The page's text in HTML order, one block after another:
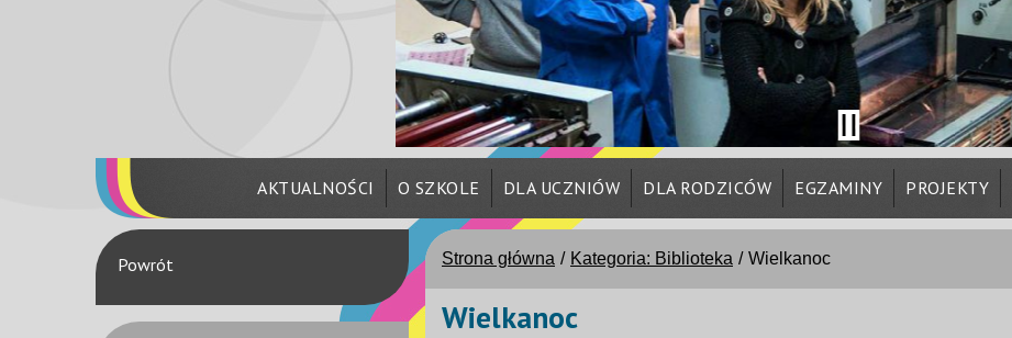
AKTUALNOŚCI O SZKOLE DLA UCZNIÓW DLA RODZICÓW EGZAMINY PROJEKTY
Strona główna Kategoria: Biblioteka Wielkanoc
Wielkanoc
Powrót